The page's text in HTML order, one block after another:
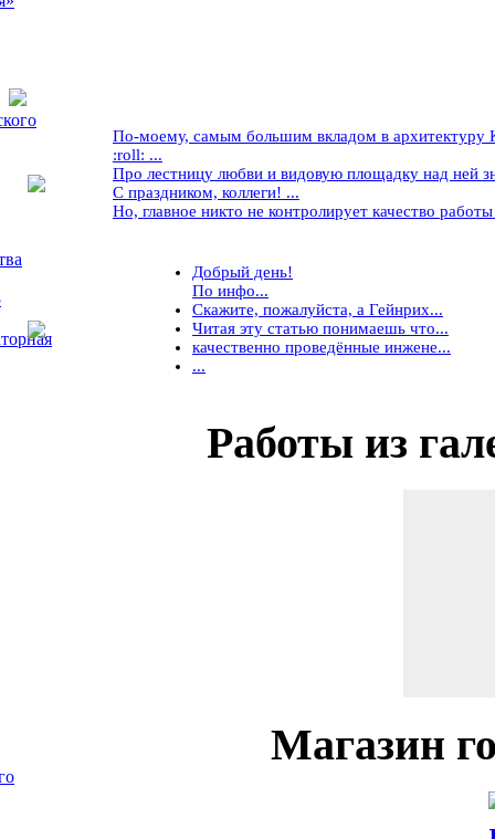
По-моему, самым большим вкладом в архитектуру
:roll: ...
Про лестницу любви и видовую площадку над ней
С праздником, коллеги! ...
Но, главное никто не контролирует качество
Добрый день!
По инфо...
Скажите, пожалуйста, а Гейнрих...
Читая эту статью понимаешь что...
качественно проведённые инжене...
...
Работыиз
Магазин